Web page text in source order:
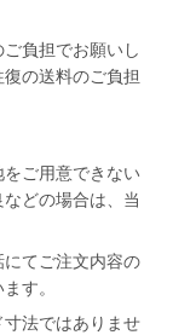
負担でお願いし
の送料のご負担
ご用意できない
どの場合は、当
てご注文内容の
す。
法ではありませ